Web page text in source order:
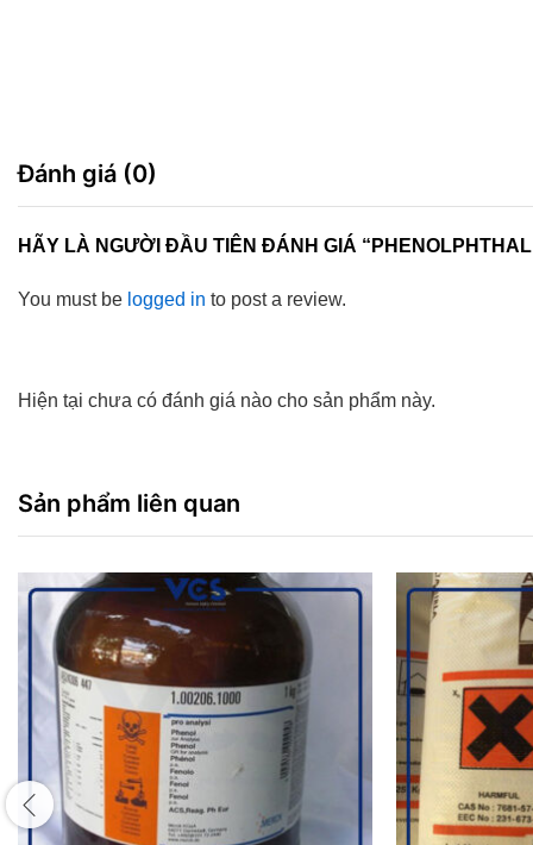
Đánh giá (0)
HÃY LÀ NGƯỜI ĐẦU TIÊN ĐÁNH GIÁ
You must be logged in to post a review.
Hiện tại chưa có đánh giá nào cho sản phẩm này.
Sản phẩm liên quan